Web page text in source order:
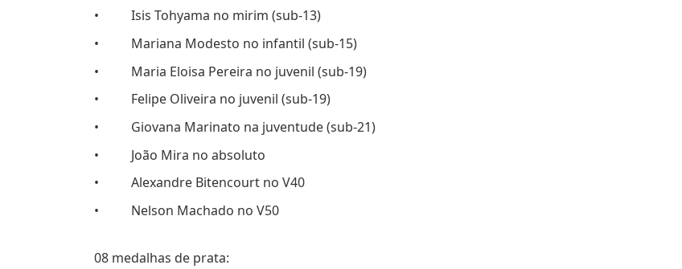
• Isis Tohyama no mirim (sub-13)
• Mariana Modesto no infantil (sub-15)
• Maria Eloisa Pereira no juvenil (sub-19)
• Felipe Oliveira no juvenil (sub-19)
• Giovana Marinato na juventude (sub-21)
• João Mira no absoluto
• Alexandre Bitencourt no V40
• Nelson Machado no V50
08 medalhas de prata: